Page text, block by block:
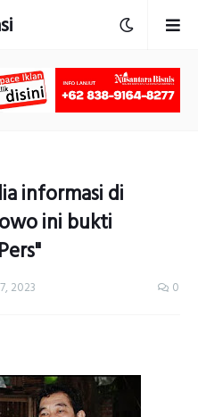
informasi di
ini bukti
2023 0